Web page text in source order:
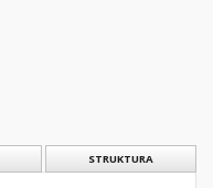
STRUKTURA